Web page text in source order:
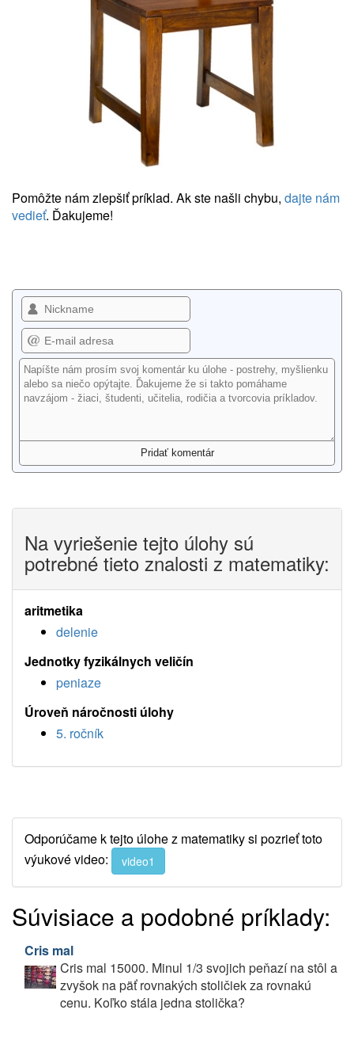
Pomôžte nám zlepšiť príklad. Ak ste našli chybu, dajte nám
vedieť. Ďakujeme!
Na vyriešenie tejto úlohy sú
potrebné tieto znalosti z matematiky:
aritmetika
delenie
Jednotky fyzikálnych veličín
peniaze
Úroveň náročnosti úlohy
5. ročník
Odporúčame k tejto úlohe z matematiky si pozrieť toto
výukové video:
video1
Súvisiace a podobné príklady:
Cris mal
Cris mal 15000. Minul 1/3 svojich peňazí na stôl a
zvyšok na päť rovnakých stoličiek za rovnakú
cenu. Koľko stála jedna stolička?